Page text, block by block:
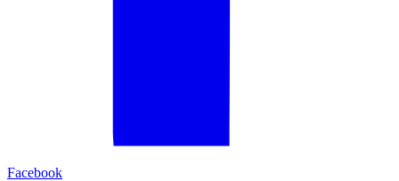
Facebook